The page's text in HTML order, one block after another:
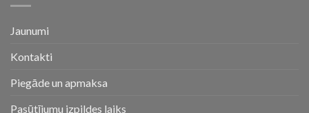
Jaunumi
Kontakti
Piegāde un apmaksa
Pasūtījumu izpildes laiks